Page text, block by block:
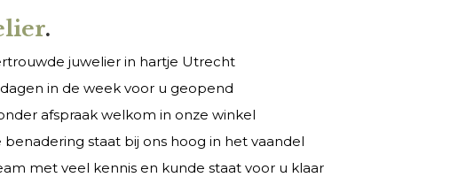
.
juwelier in hartje Utrecht
in de week voor u geopend
afspraak welkom in onze winkel
benadering staat bij ons hoog in het vaandel
met veel kennis en kunde staat voor u klaar